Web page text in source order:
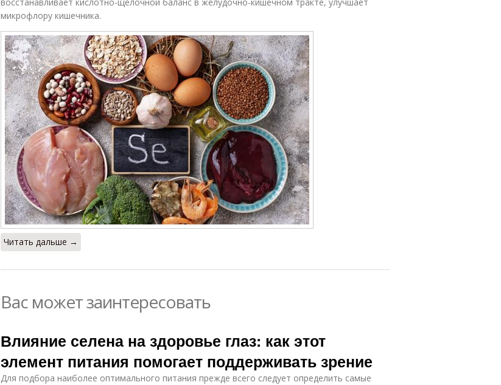
микрофлору кишечника.
Читать дальше →
Вас может заинтересовать
Влияние селена на здоровье глаз: как этот
элемент питания помогает поддерживать зрение
Для подбора наиболее оптимального питания прежде всего следует определить самые